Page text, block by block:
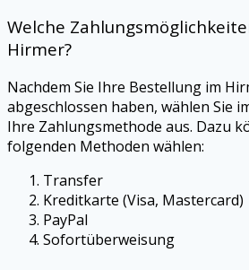
Welche
Hirmer?
Nachdem Sie Ihre Bestellung im
abgeschlossen haben, wählen Sie
Ihre Zahlungsmethode aus. Dazu
folgenden Methoden wählen:
Transfer
Kreditkarte (Visa, Mastercard)
PayPal
Sofortüberweisung